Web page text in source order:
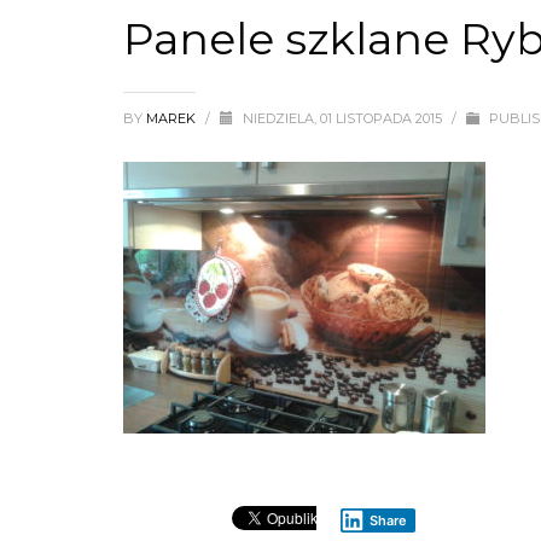
Panele szklane
BY MAREK / NIEDZIELA, 01 LISTOPADA 2015 /
Share